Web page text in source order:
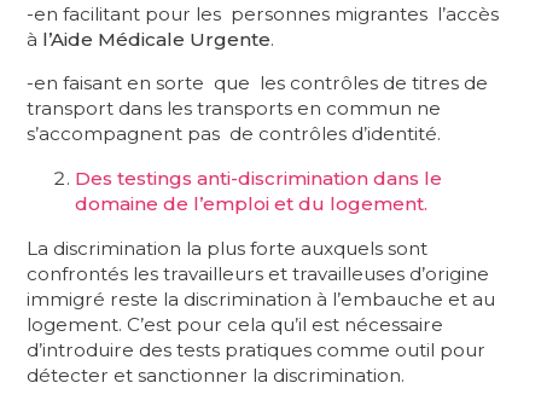
-en facilitant pour les personnes migrantes l’accès
à l’Aide Médicale Urgente.
-en faisant en sorte que les contrôles de titres de
transport dans les transports en commun ne
s’accompagnent pas de contrôles d’identité.
Des testings anti-discrimination dans le
domaine de l’emploi et du logement.
La discrimination la plus forte auxquels sont
confrontés les travailleurs et travailleuses d’origine
immigré reste la discrimination à l’embauche et au
logement. C’est pour cela qu’il est nécessaire
d’introduire des tests pratiques comme outil pour
détecter et sanctionner la discrimination.